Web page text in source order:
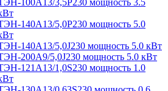
100А13/3,5Р230 мощность 3.5
140А13/5,0Р230 мощность 5.0
140А13/5,0J230 мощность 5.0 кВт
200А9/5,0J230 мощность 5.0 кВт
121А13/1,0S230 мощность 1.0